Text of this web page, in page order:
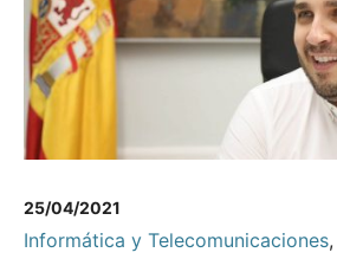
25/04/2021
Informática y Telecomunicaciones,